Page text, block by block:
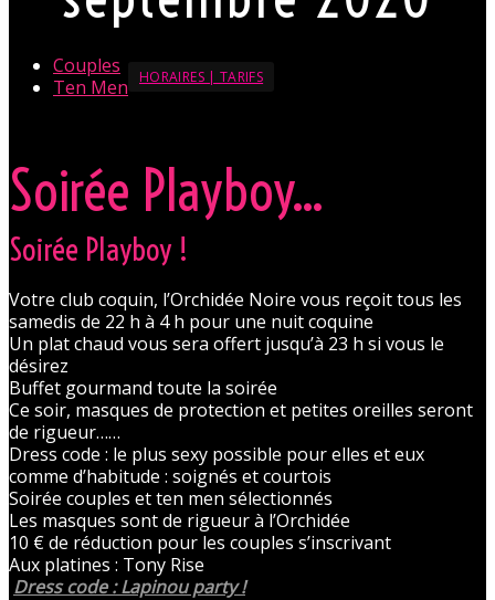
Couples
Ten Men
HORAIRES | TARIFS
Soirée Playboy...
Soirée Playboy !
Votre club coquin, l’Orchidée Noire vous reçoit tous les
samedis de 22 h à 4 h pour une nuit coquine
Un plat chaud vous sera offert jusqu’à 23 h si vous le
désirez
Buffet gourmand toute la soirée
Ce soir, masques de protection et petites oreilles seront
de rigueur……
Dress code : le plus sexy possible pour elles et eux
comme d’habitude : soignés et courtois
Soirée couples et ten men sélectionnés
Les masques sont de rigueur à l’Orchidée
10 € de réduction pour les couples s’inscrivant
Aux platines : Tony Rise
Dress code : Lapinou party !